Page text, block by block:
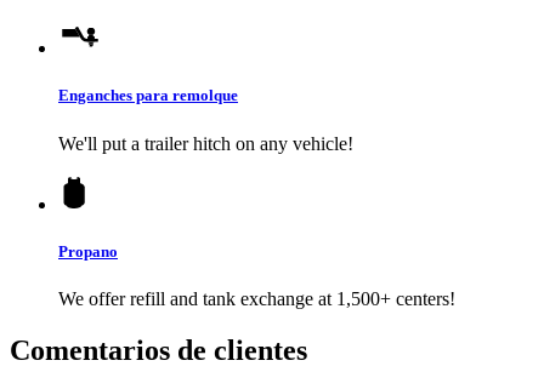
Enganches para remolque
We'll put a trailer hitch on any vehicle!
Propano
We offer refill and tank exchange at 1,500+ centers!
Comentarios de clientes